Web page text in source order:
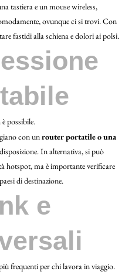
tastiera e un mouse wireless,
ovunque ci si trovi. Con
fastidi alla schiena e dolori ai polsi.
possibile.
con unrouter portatile o una
In alternativa, si può
hotspot, ma è importante verificare
di destinazione.
e
frequenti per chi lavora in viaggio.